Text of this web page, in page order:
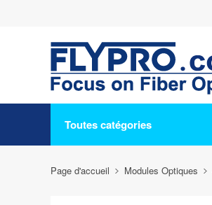
Toutes catégories
Page d'accueil Modules Optiques